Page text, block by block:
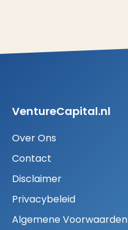
VentureCapital.nl
Over Ons
Contact
Disclaimer
Privacybeleid
Algemene Voorwaarden